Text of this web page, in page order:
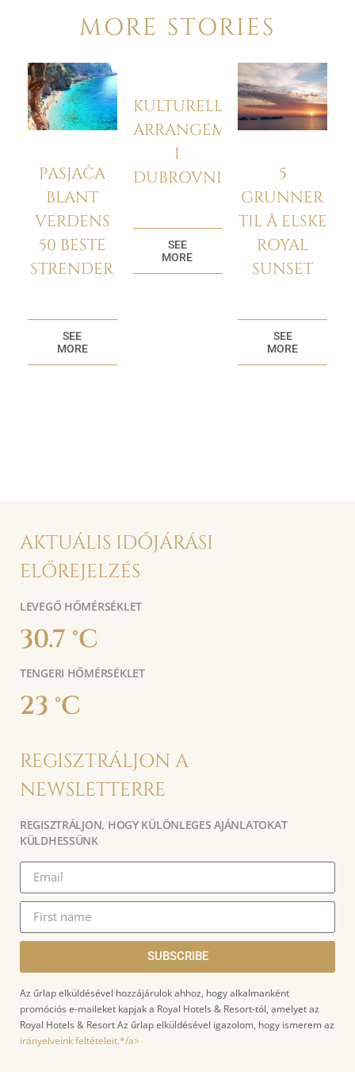
MORE STORIES
PASJAČA
BLANT
VERDENS
50 BESTE
STRENDER
SEE
MORE
KULTURELLE
ARRANGEMENTER
I
DUBROVNIK
SEE
MORE
5
GRUNNER
TIL Å ELSKE
ROYAL
SUNSET
SEE
MORE
AKTUÁLIS IDŐJÁRÁSI
ELŐREJELZÉS
LEVEGŐ HŐMÉRSÉKLET
30.7 °C
TENGERI HŐMÉRSÉKLET
23 °C
REGISZTRÁLJON A
NEWSLETTERRE
REGISZTRÁLJON, HOGY KÜLÖNLEGES AJÁNLATOKAT
KÜLDHESSÜNK
SUBSCRIBE
Az űrlap elküldésével hozzájárulok ahhoz, hogy alkalmanként
promóciós e-maileket kapjak a Royal Hotels & Resort-tól, amelyet az
Royal Hotels & Resort Az űrlap elküldésével igazolom, hogy ismerem az
irányelveink feltételeit.*/a>